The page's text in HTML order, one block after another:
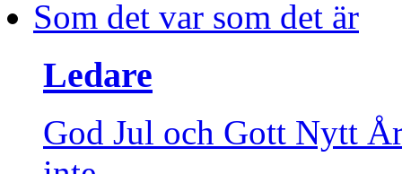
Som det var som det är
Ledare
God Jul och Gott Nytt